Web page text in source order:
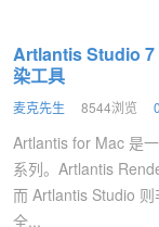
Artlantis Studio 7
染工具
麦克先生 8544浏览
Artlantis for Mac 是
系列。Artlantis
而 Artlantis Studio 则
全...